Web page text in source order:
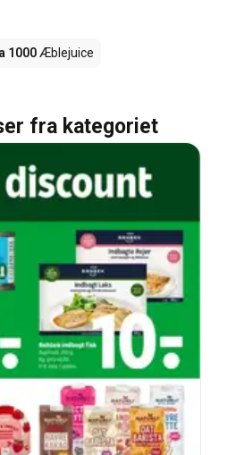
1000 Æblejuice
fra kategoriet